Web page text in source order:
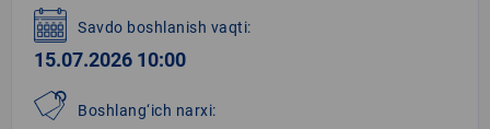
Savdo boshlanish vaqti:
15.07.2026 10:00
Boshlang‘ich narxi: